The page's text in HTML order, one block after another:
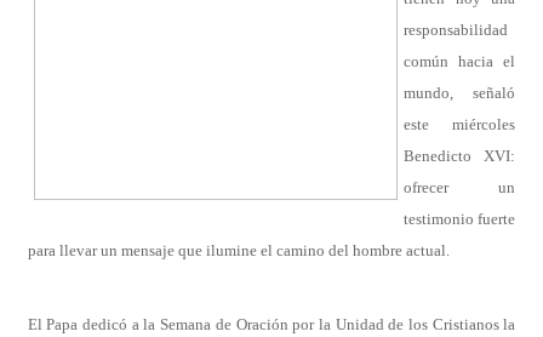
responsabilidad
común hacia el
mundo, señaló
este miércoles
Benedicto XVI:
ofrecer un
testimonio fuerte
para llevar un mensaje que ilumine el camino del hombre actual.
El Papa dedicó a la Semana de Oración por la Unidad de los Cristianos la